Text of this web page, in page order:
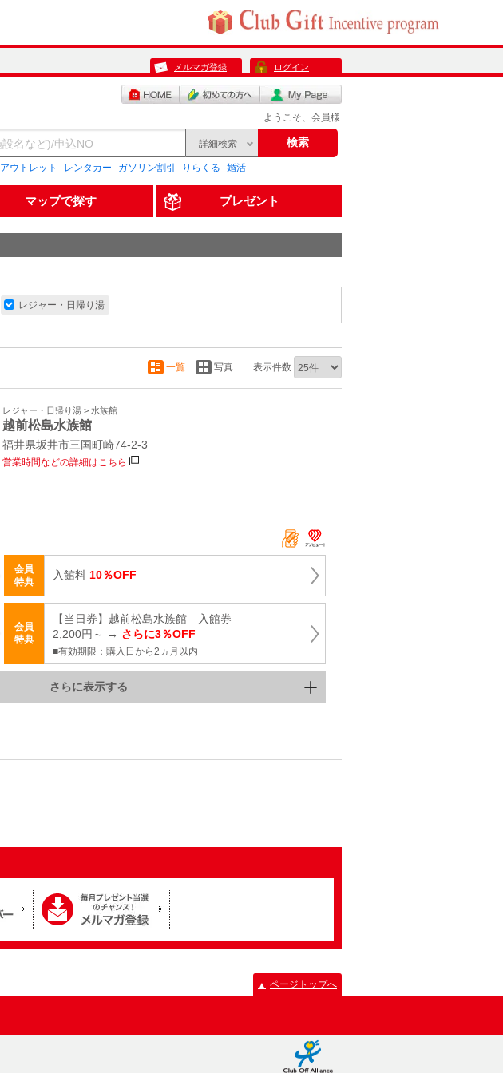
メルマガ登録 ログイン
ようこそ、会員様
詳細検索 検索
アウトレット レンタカー ガソリン割引 りらくる 婚活
マップで探す プレゼント
レジャー・日帰り湯
一覧 写真 表示件数
レジャー・日帰り湯 > 水族館
越前松島水族館
福井県坂井市三国町崎74‐2‐3
営業時間などの詳細はこちら
会員
特典
入館料 10％OFF
会員
特典
【当日券】越前松島水族館 入館券
2,200円～ → さらに3％OFF
■有効期限：購入日から2ヵ月以内
さらに表示する
▲ ページトップへ